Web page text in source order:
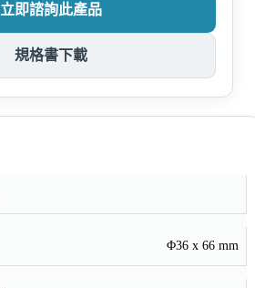
立即諮詢此產品
規格書下載
Φ36 x 66 mm